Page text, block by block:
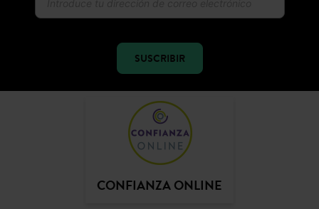
SUSCRIBIR
CONFIANZA ONLINE